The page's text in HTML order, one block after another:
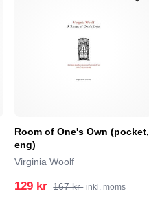
Room of One's Own (pocket,
eng)
Virginia Woolf
129 kr 167 kr inkl. moms